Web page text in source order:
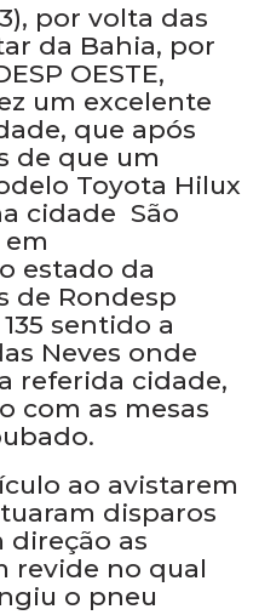
por volta das
da Bahia, por
OESTE,
um excelente
que após
de que um
Toyota Hilux
cidade São
em
estado da
de Rondesp
sentido a
Neves onde
referida cidade,
com as mesas
ao avistarem
disparos
direção as
revide no qual
o pneu